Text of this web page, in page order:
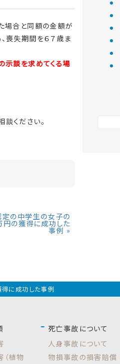
場合と同額の金額が
喪失期間を６７歳ま
示談を求めてくる場
ください。
定の中学生の女子の
円の獲得に成功した
事例 »
得に成功した事例
植物
死亡事故について
人身事故について
物損事故の損害賠償